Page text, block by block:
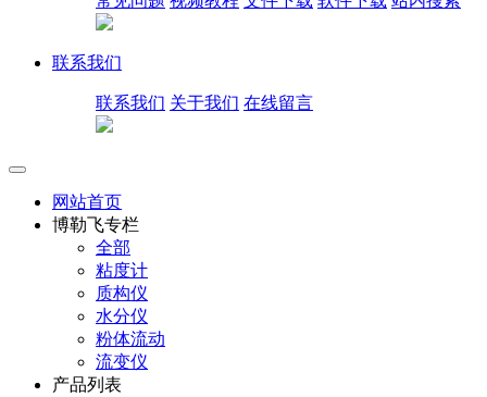
联系我们
联系我们 关于我们 在线留言
网站首页
博勒飞专栏
全部
粘度计
质构仪
水分仪
粉体流动
流变仪
产品列表